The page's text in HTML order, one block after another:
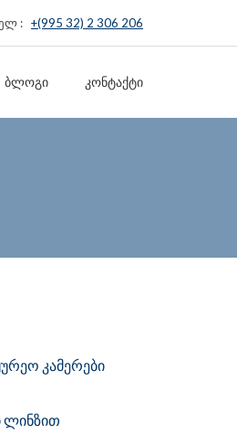
: +(995 32) 2 306 206
ᲑᲚᲝᲒᲘ ᲙᲝᲜᲢᲐᲥᲢᲘ
კამერები
ლინზით